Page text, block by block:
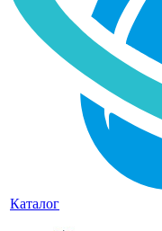
Каталог